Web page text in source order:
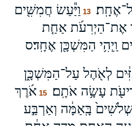
13 וַיַּ֕עַשׂ חֲמִשִּׁ֖ים
אֶת־הַיְרִעֹ֜ת אַחַ֤ת
וַֽיְהִ֥י הַמִּשְׁכָּ֖ן אֶחָֽד׃ס
לְאֹ֖הֶל עַל־הַמִּשְׁכָּ֑ן
עָשָׂ֥ה אֹתָֽם׃
15 אֹ֜רֶךְ
בָּֽאַמָּ֔ה וְאַרְבַּ֣ע